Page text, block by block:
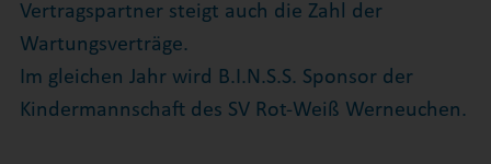
Vertragspartner steigt auch die Zahl der
Wartungsverträge.
Im gleichen Jahr wird B.I.N.S.S. Sponsor der
Kindermannschaft des SV Rot-Weiß Werneuchen.